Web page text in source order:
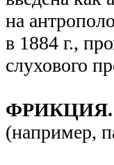
на
в 1884 г.,
слухового
ФРИКЦИЯ.
(например,